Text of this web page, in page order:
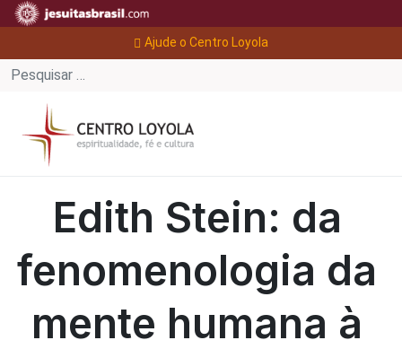
Ajude o Centro Loyola
Edith Stein: da
fenomenologia da
mente humana à